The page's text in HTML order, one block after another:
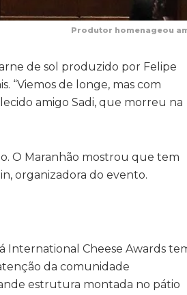
Produtor homenageou
de sol produzido por Felipe
“Viemos de longe, mas com
amigo Sadi, que morreu na
O Maranhão mostrou que tem
organizadora do evento.
International Cheese Awards
da comunidade
estrutura montada no pátio